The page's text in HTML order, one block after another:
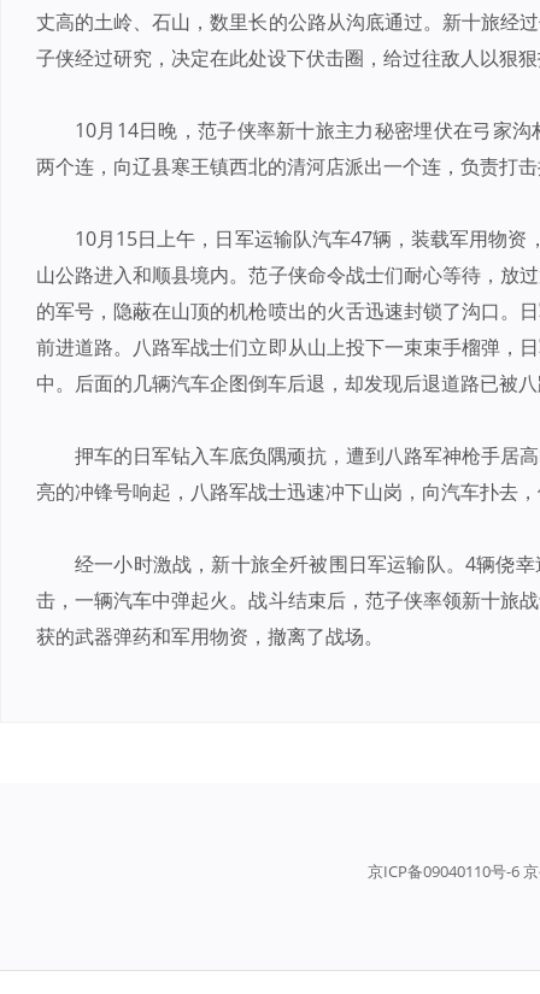
丈高的土岭、石山，数里长的公路从沟底通过。新十旅经
子侠经过研究，决定在此处设下伏击圈，给过往敌人以狠
10月14日晚，范子侠率新十旅主力秘密埋伏在弓家
两个连，向辽县寒王镇西北的清河店派出一个连，负责打
10月15日上午，日军运输队汽车47辆，装载军用物
山公路进入和顺县境内。范子侠命令战士们耐心等待，放
的军号，隐蔽在山顶的机枪喷出的火舌迅速封锁了沟口。
前进道路。八路军战士们立即从山上投下一束束手榴弹，
中。后面的几辆汽车企图倒车后退，却发现后退道路已被
押车的日军钻入车底负隅顽抗，遭到八路军神枪手居
亮的冲锋号响起，八路军战士迅速冲下山岗，向汽车扑去
经一小时激战，新十旅全歼被围日军运输队。4辆侥
击，一辆汽车中弹起火。战斗结束后，范子侠率领新十旅
获的武器弹药和军用物资，撤离了战场。
京ICP备09040110号-6